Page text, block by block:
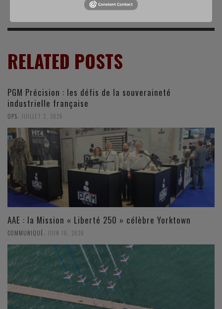
RELATED POSTS
PGM Précision : les défis de la souveraineté
industrielle française
OPS, JUILLET 2, 2026
AAE : la Mission « Liberté 250 » célèbre Yorktown
COMMUNIQUÉ, JUIN 16, 2026